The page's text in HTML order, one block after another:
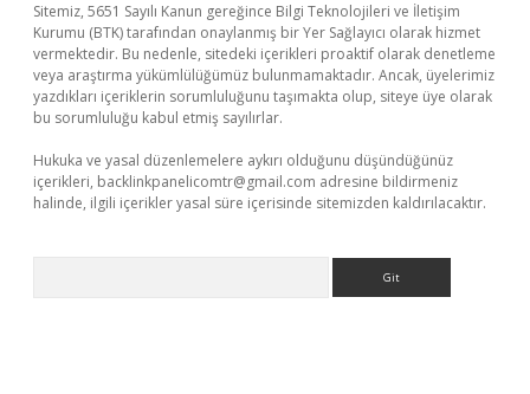
Sitemiz, 5651 Sayılı Kanun gereğince Bilgi Teknolojileri ve İletişim
Kurumu (BTK) tarafından onaylanmış bir Yer Sağlayıcı olarak hizmet
vermektedir. Bu nedenle, sitedeki içerikleri proaktif olarak denetleme
veya araştırma yükümlülüğümüz bulunmamaktadır. Ancak, üyelerimiz
yazdıkları içeriklerin sorumluluğunu taşımakta olup, siteye üye olarak
bu sorumluluğu kabul etmiş sayılırlar.
Hukuka ve yasal düzenlemelere aykırı olduğunu düşündüğünüz
içerikleri, backlinkpanelicomtr@gmail.com adresine bildirmeniz
halinde, ilgili içerikler yasal süre içerisinde sitemizden kaldırılacaktır.